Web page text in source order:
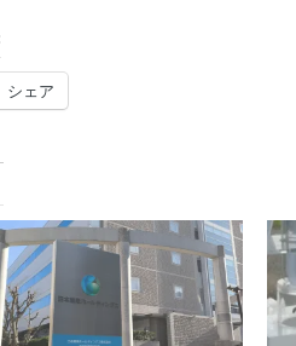
シェア